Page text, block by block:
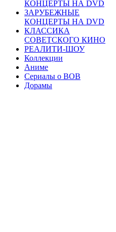
КОНЦЕРТЫ НА DVD
ЗАРУБЕЖНЫЕ
КОНЦЕРТЫ НА DVD
КЛАССИКА
СОВЕТСКОГО КИНО
РЕАЛИТИ-ШОУ
Коллекции
Аниме
Сериалы о ВОВ
Дорамы